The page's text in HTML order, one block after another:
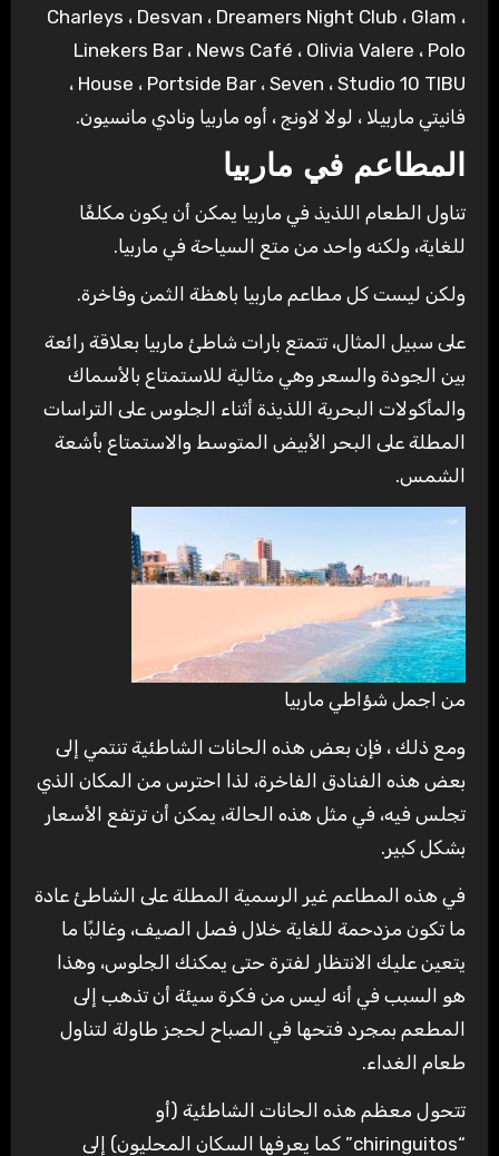
Charleys ، Desvan ، Dreamers Night Club ، Glam ،
Linekers Bar ، News Café ، Olivia Valere ، Polo
House ، Portside Bar ، Seven ، Studio 10 TIBU ،
فانيتي ماربيلا ، لولا لاونج ، أوه ماربيا ونادي مانسيون.
المطاعم في ماربيا
تناول الطعام اللذيذ في ماربيا يمكن أن يكون مكلفًا
للغاية، ولكنه واحد من متع السياحة في ماربيا.
ولكن ليست كل مطاعم ماربيا باهظة الثمن وفاخرة.
على سبيل المثال، تتمتع بارات شاطئ ماربيا بعلاقة رائعة
بين الجودة والسعر وهي مثالية للاستمتاع بالأسماك
والمأكولات البحرية اللذيذة أثناء الجلوس على التراسات
المطلة على البحر الأبيض المتوسط ​​والاستمتاع بأشعة
الشمس.
من اجمل شؤاطي ماربيا
ومع ذلك ، فإن بعض هذه الحانات الشاطئية تنتمي إلى
بعض هذه الفنادق الفاخرة، لذا احترس من المكان الذي
تجلس فيه، في مثل هذه الحالة، يمكن أن ترتفع الأسعار
بشكل كبير.
في هذه المطاعم غير الرسمية المطلة على الشاطئ عادة
ما تكون مزدحمة للغاية خلال فصل الصيف، وغالبًا ما
يتعين عليك الانتظار لفترة حتى يمكنك الجلوس، وهذا
هو السبب في أنه ليس من فكرة سيئة أن تذهب إلى
المطعم بمجرد فتحها في الصباح لحجز طاولة لتناول
طعام الغداء.
تتحول معظم هذه الحانات الشاطئية (أو
“chiringuitos” كما يعرفها السكان المحليون) إلى